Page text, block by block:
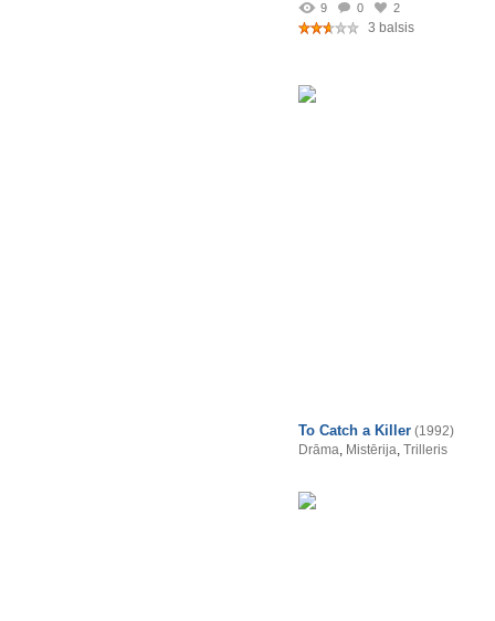
9 0 2
3 balsis
To Catch a Killer (1992)
Drāma, Mistērija, Trilleris